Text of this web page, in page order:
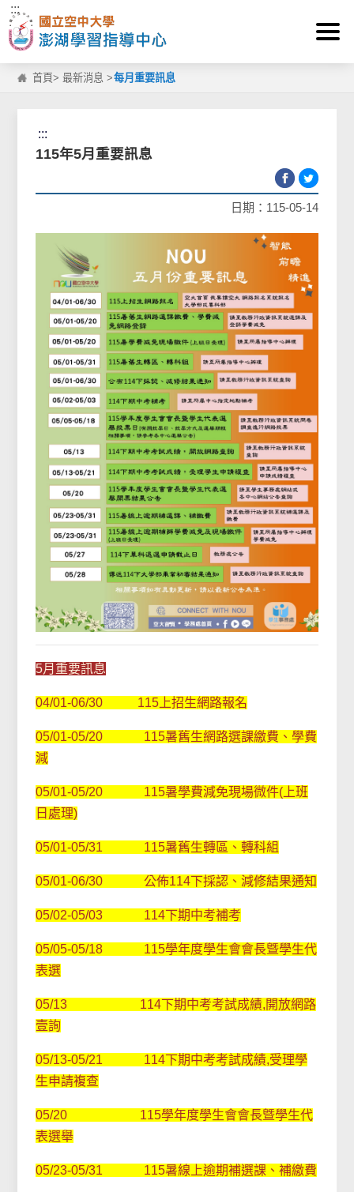
跳到主要內容區塊
:::
首頁>最新消息 >每月重要訊息
:::
115年5月重要訊息
日期：115-05-14
5月重要訊息
04/01-06/30 115上招生網路報名
05/01-05/20 115暑舊生網路選課繳費、學費
減
05/01-05/20 115暑學費減免現場微件(上班
日處理)
05/01-05/31 115暑舊生轉區、轉科組
05/01-06/30 公佈114下採認、減修結果通知
05/02-05/03 114下期中考補考
05/05-05/18 115學年度學生會會長曁學生代
表選
05/13 114下期中考考試成績,開放網路
壹詢
05/13-05/21 114下期中考考試成績,受理學
生申請複查
05/20 115學年度學生會會長曁學生代
表選舉
05/23-05/31 115暑線上逾期補選課、補繳費